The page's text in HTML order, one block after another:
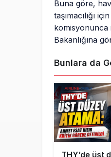
Buna göre,
taşımacılığı
komisyonunca
Bakanlığına
Bunlara da
THY’de üst